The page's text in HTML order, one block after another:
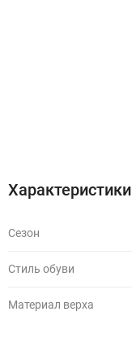
Характеристики
Сезон
Стиль обуви
Материал верха